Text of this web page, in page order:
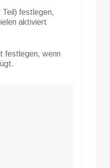
festlegen,
aktiviert
festlegen, wenn